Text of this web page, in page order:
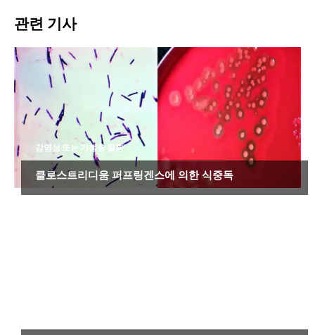
관련 기사
감염성 또는 기생충 질환
클로스트리디움 퍼프링겐스에 의한 식중독